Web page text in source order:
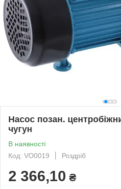
Насос позан.
чугун
В наявності
Код: VO0019
Роздріб
2 366,10 ₴